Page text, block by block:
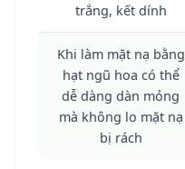
trắng, kết dính
Khi làm mặt nạ bằng
hạt ngũ hoa có thể
dễ dàng dàn mỏng
mà không lo mặt nạ
bị rách